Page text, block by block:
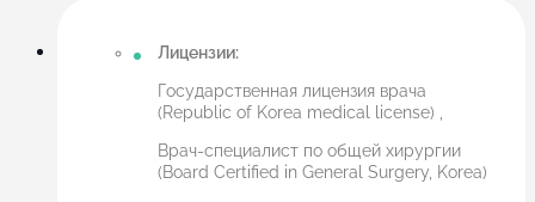
Лицензии:
Государственная лицензия врача
(Republic of Korea medical license) ,
Врач-специалист по общей хирургии
(Board Certified in General Surgery, Korea)